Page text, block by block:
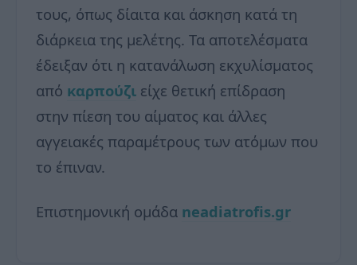
τους, όπως δίαιτα και άσκηση κατά τη
διάρκεια της μελέτης. Τα αποτελέσματα
έδειξαν ότι η κατανάλωση εκχυλίσματος
από καρπούζι είχε θετική επίδραση
στην πίεση του αίματος και άλλες
αγγειακές παραμέτρους των ατόμων που
το έπιναν.
Επιστημονική ομάδα neadiatrofis.gr